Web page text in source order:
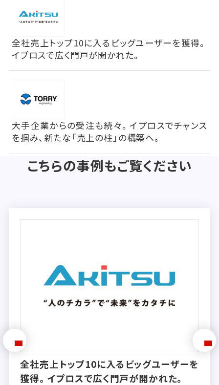
全社売上トップ10に入るビッグユーザーを獲得。
イプロスで広く門戸が開かれた。
大手企業からの受注も続々。イプロスでチャンス
を掴み、新たな「売上の柱」の構築へ。
こちらの事例もご覧ください
グユーザーを
開かれた。
大手企業からの受注も続
ャンスを掴み、新たな「